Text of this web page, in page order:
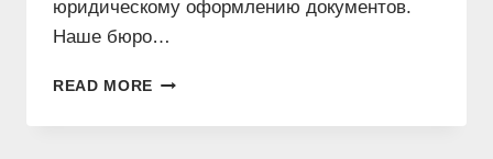
юридическому оформлению документов.
Наше бюро…
READ MORE ПЕРЕВОДЧИК
ЯЗЫКА